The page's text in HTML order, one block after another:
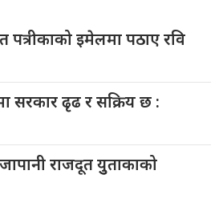
पत्रीकाको इमेलमा पठाए रवि
सरकार ढृढ र सक्रिय छ :
राजदूत युुताकाको